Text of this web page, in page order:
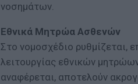
νοσημάτων.
Εθνικά Μητρώα Ασθενών
Στο νομοσχέδιο ρυθμίζεται,
λειτουργίας εθνικών
αναφέρεται, αποτελούν